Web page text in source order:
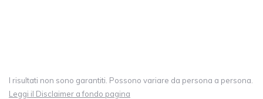
I risultati non sono garantiti. Possono variare da persona a persona.
Leggi il Disclaimer a fondo pagina